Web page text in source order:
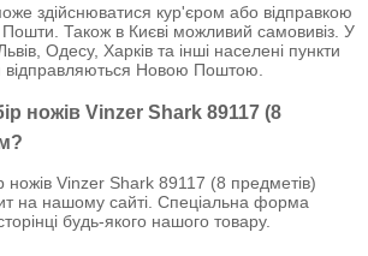
здійснюватися кур'єром або відправкою
Пошти. Також в Києві можливий самовивіз. У
Одесу, Харків та інші населені пункти
відправляються Новою Поштою.
ножів Vinzer Shark 89117 (8
Vinzer Shark 89117 (8 предметів)
на нашому сайті. Спеціальна форма
будь-якого нашого товару.